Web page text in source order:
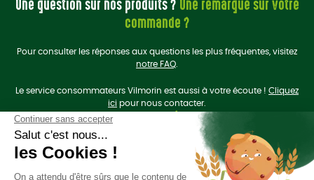
commande ?
Pour consulter les réponses aux questions les plus fréquentes, visitez
notre FAQ
Le service consommateurs Vilmorin est aussi à votre écoute ! Cliquez
ici pour nous contacter.
On se retrouve sur lesréseaux sociaux